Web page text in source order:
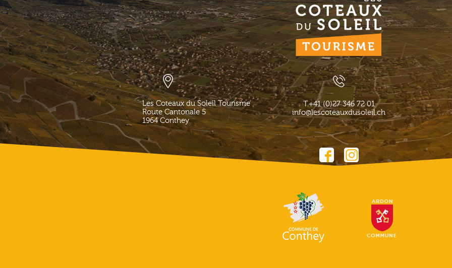
Les Coteaux du Soleil Tourisme
Route Cantonale 5
1964 Conthey
T.+41 (0)27 346 72 01
info@lescoteauxdusoleil.ch